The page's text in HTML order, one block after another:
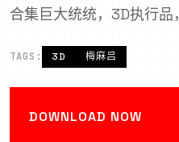
合集巨大统统，3D执行
TAGS: 3D 梅麻吕
DOWNLOAD NOW